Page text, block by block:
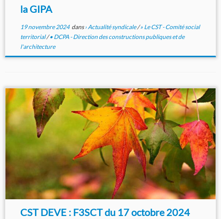
la GIPA
19 novembre 2024dans› Actualité syndicale/» Le CST - Comité social
territorial/• DCPA - Direction des constructions publiques et de
l'architecture
CST DEVE : F3SCT du 17 octobre 2024